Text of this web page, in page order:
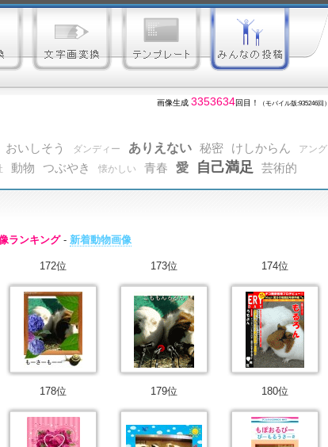
画像生成 3353634回目！ （モバイル版:935246回）
おいしそう ダンディー ありえない 秘密 けしからん
アング
動物 つぶやき 懐かしい 青春 愛 自己満足 芸術的
ランキング- 新着動物画像
172位 173位 174位
178位 179位 180位